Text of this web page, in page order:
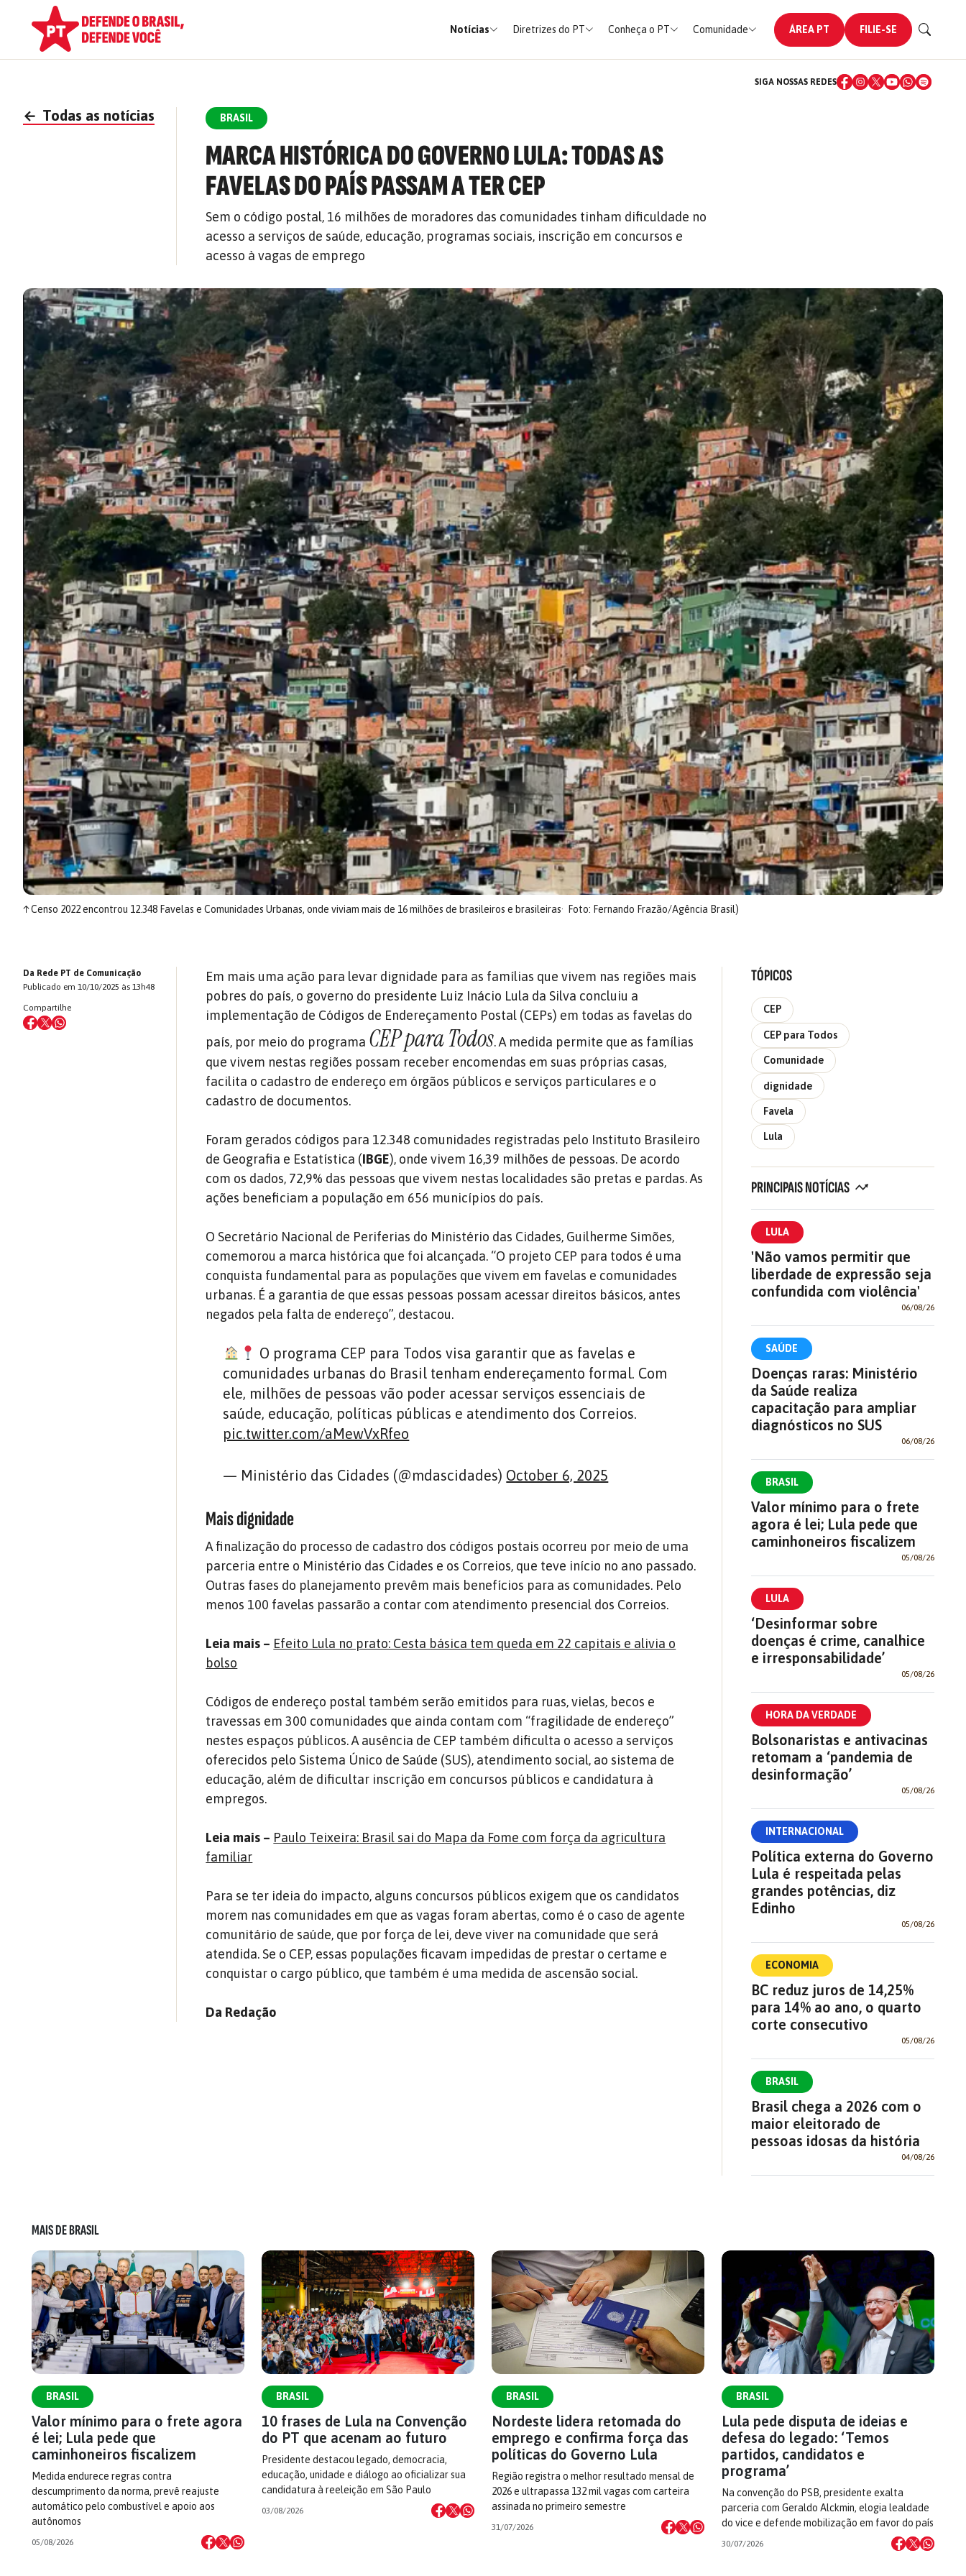
Notícias Diretrizes do PT Conheça o PT Comunidade ÁREA PT FILIE-SE
SIGA NOSSAS REDES
← Todas as notícias BRASIL
MARCA HISTÓRICA DO GOVERNO LULA: TODAS AS
FAVELAS DO PAÍS PASSAM A TER CEP
Sem o código postal, 16 milhões de moradores das comunidades tinham dificuldade no
acesso a serviços de saúde, educação, programas sociais, inscrição em concursos e
acesso à vagas de emprego
↑Censo 2022 encontrou 12.348 Favelas e Comunidades Urbanas, onde viviam mais de 16 milhões de brasileiros e brasileiras Foto: Fernando Frazão/Agência Brasil)
Da Rede PT de Comunicação
Publicado em 10/10/2025 às 13h48
Compartilhe
Em mais uma ação para levar dignidade para as famílias que vivem nas regiões mais
pobres do país, o governo do presidente Luiz Inácio Lula da Silva concluiu a
implementação de Códigos de Endereçamento Postal (CEPs) em todas as favelas do
país, por meio do programa CEP para Todos. A medida permite que as famílias
que vivem nestas regiões possam receber encomendas em suas próprias casas,
facilita o cadastro de endereço em órgãos públicos e serviços particulares e o
cadastro de documentos.
Foram gerados códigos para 12.348 comunidades registradas pelo Instituto Brasileiro
de Geografia e Estatística (IBGE), onde vivem 16,39 milhões de pessoas. De acordo
com os dados, 72,9% das pessoas que vivem nestas localidades são pretas e pardas. As
ações beneficiam a população em 656 municípios do país.
O Secretário Nacional de Periferias do Ministério das Cidades, Guilherme Simões,
comemorou a marca histórica que foi alcançada. “O projeto CEP para todos é uma
conquista fundamental para as populações que vivem em favelas e comunidades
urbanas. É a garantia de que essas pessoas possam acessar direitos básicos, antes
negados pela falta de endereço”, destacou.
O programa CEP para Todos visa garantir que as favelas e
comunidades urbanas do Brasil tenham endereçamento formal. Com
ele, milhões de pessoas vão poder acessar serviços essenciais de
saúde, educação, políticas públicas e atendimento dos Correios.
pic.twitter.com/aMewVxRfeo
— Ministério das Cidades (@mdascidades) October 6, 2025
Mais dignidade
A finalização do processo de cadastro dos códigos postais ocorreu por meio de uma
parceria entre o Ministério das Cidades e os Correios, que teve início no ano passado.
Outras fases do planejamento prevêm mais benefícios para as comunidades. Pelo
menos 100 favelas passarão a contar com atendimento presencial dos Correios.
Leia mais – Efeito Lula no prato: Cesta básica tem queda em 22 capitais e alivia o
bolso
Códigos de endereço postal também serão emitidos para ruas, vielas, becos e
travessas em 300 comunidades que ainda contam com “fragilidade de endereço”
nestes espaços públicos. A ausência de CEP também dificulta o acesso a serviços
oferecidos pelo Sistema Único de Saúde (SUS), atendimento social, ao sistema de
educação, além de dificultar inscrição em concursos públicos e candidatura à
empregos.
Leia mais – Paulo Teixeira: Brasil sai do Mapa da Fome com força da agricultura
familiar
Para se ter ideia do impacto, alguns concursos públicos exigem que os candidatos
morem nas comunidades em que as vagas foram abertas, como é o caso de agente
comunitário de saúde, que por força de lei, deve viver na comunidade que será
atendida. Se o CEP, essas populações ficavam impedidas de prestar o certame e
conquistar o cargo público, que também é uma medida de ascensão social.
Da Redação
TÓPICOS
CEP
CEP para Todos
Comunidade
dignidade
Favela
Lula
PRINCIPAIS NOTÍCIAS
LULA
'Não vamos permitir que
liberdade de expressão seja
confundida com violência'
06/08/26
SAÚDE
Doenças raras: Ministério
da Saúde realiza
capacitação para ampliar
diagnósticos no SUS
06/08/26
BRASIL
Valor mínimo para o frete
agora é lei; Lula pede que
caminhoneiros fiscalizem
05/08/26
LULA
‘Desinformar sobre
doenças é crime, canalhice
e irresponsabilidade’
05/08/26
HORA DA VERDADE
Bolsonaristas e antivacinas
retomam a ‘pandemia de
desinformação’
05/08/26
INTERNACIONAL
Política externa do Governo
Lula é respeitada pelas
grandes potências, diz
Edinho
05/08/26
ECONOMIA
BC reduz juros de 14,25%
para 14% ao ano, o quarto
corte consecutivo
05/08/26
BRASIL
Brasil chega a 2026 com o
maior eleitorado de
pessoas idosas da história
04/08/26
MAIS DE BRASIL
BRASIL
Valor mínimo para o frete agora
é lei; Lula pede que
caminhoneiros fiscalizem
Medida endurece regras contra
descumprimento da norma, prevê reajuste
automático pelo combustível e apoio aos
autônomos
05/08/2026
BRASIL
10 frases de Lula na Convenção
do PT que acenam ao futuro
Presidente destacou legado, democracia,
educação, unidade e diálogo ao oficializar sua
candidatura à reeleição em São Paulo
03/08/2026
BRASIL
Nordeste lidera retomada do
emprego e confirma força das
políticas do Governo Lula
Região registra o melhor resultado mensal de
2026 e ultrapassa 132 mil vagas com carteira
assinada no primeiro semestre
31/07/2026
BRASIL
Lula pede disputa de ideias e
defesa do legado: ‘Temos
partidos, candidatos e
programa’
Na convenção do PSB, presidente exalta
parceria com Geraldo Alckmin, elogia lealdade
do vice e defende mobilização em favor do país
30/07/2026